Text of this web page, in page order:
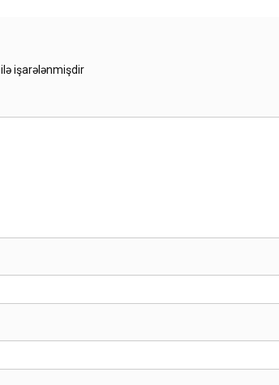
ilə işarələnmişdir